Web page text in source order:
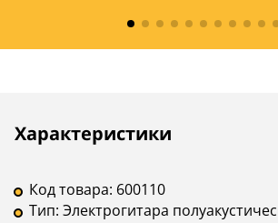
Бридж
фиксированный
производства
Описание
Характеристики
Инструкции
Код товара: 600110
Тип: Электрогитара